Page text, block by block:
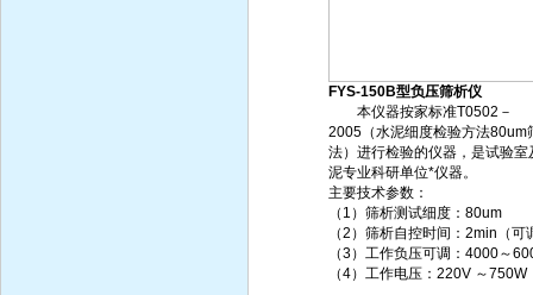
FYS-150B型负压筛析仪
本仪器按家标准T0502－
2005（水泥细度检验方法80um
法）进行检验的仪器，是试验室
泥专业科研单位*仪器。
主要技术参数：
（1）筛析测试细度：80um
（2）筛析自控时间：2min（可
（3）工作负压可调：4000～
（4）工作电压：220V ～750W